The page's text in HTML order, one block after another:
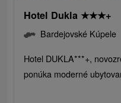
Hotel Dukla ★★★+
Bardejovské Kúpele
Hotel DUKLA***+,
ponúka moderné